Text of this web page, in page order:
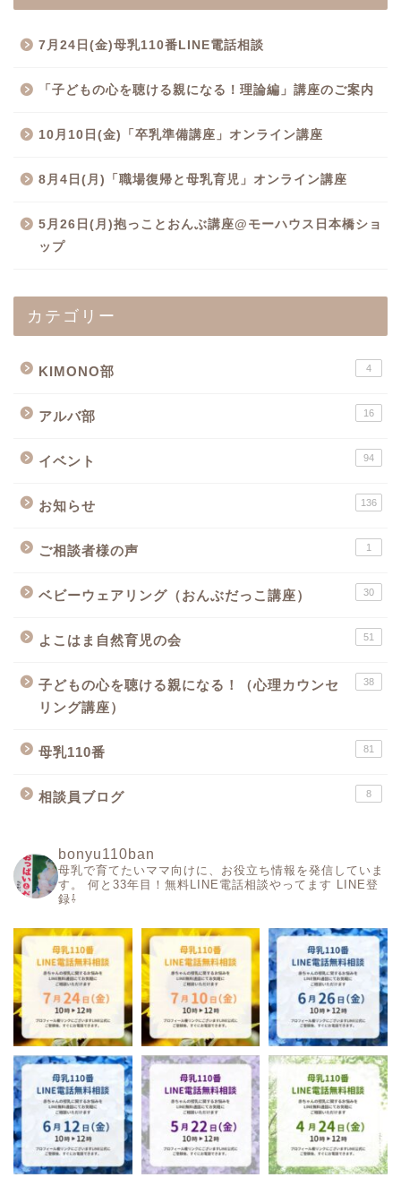
7月24日(金)母乳110番LINE電話相談
「子どもの心を聴ける親になる！理論編」講座のご案内
10月10日(金)「卒乳準備講座」オンライン講座
8月4日(月)「職場復帰と母乳育児」オンライン講座
5月26日(月)抱っことおんぶ講座@モーハウス日本橋ショ
ップ
カテゴリー
KIMONO部 4
アルバ部 16
イベント 94
お知らせ 136
ご相談者様の声 1
ベビーウェアリング（おんぶだっこ講座） 30
よこはま自然育児の会 51
子どもの心を聴ける親になる！（心理カウンセ
リング講座）
38
母乳110番 81
相談員ブログ 8
bonyu110ban
母乳で育てたいママ向けに、お役立ち情報を発信していま
す。
何と33年目！無料LINE電話相談やってます
LINE登
録⇩